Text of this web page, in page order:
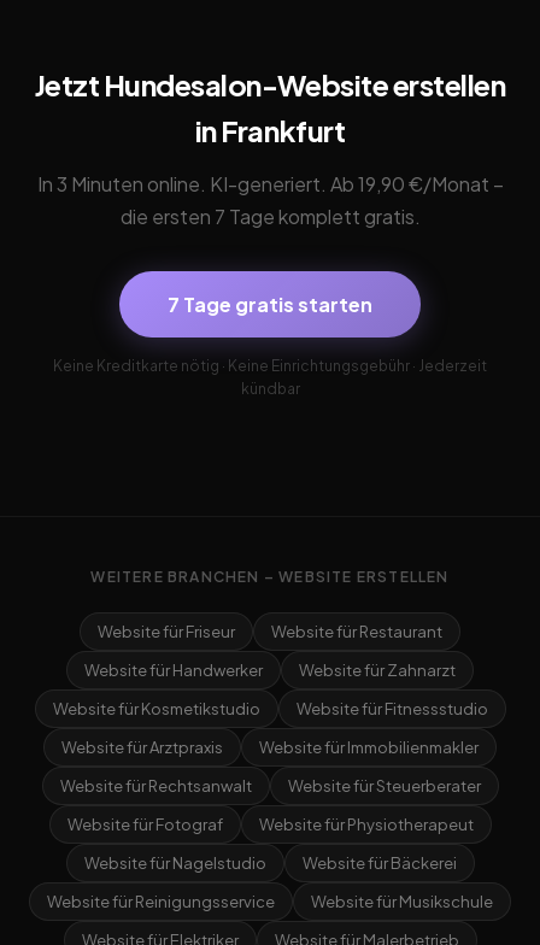
Jetzt Hundesalon-Website erstellen
in Frankfurt
In 3 Minuten online. KI-generiert. Ab 19,90 €/Monat –
die ersten 7 Tage komplett gratis.
7 Tage gratis starten
Keine Kreditkarte nötig · Keine Einrichtungsgebühr · Jederzeit
kündbar
WEITERE BRANCHEN – WEBSITE ERSTELLEN
Website für Friseur
Website für Restaurant
Website für Handwerker
Website für Zahnarzt
Website für Kosmetikstudio
Website für Fitnessstudio
Website für Arztpraxis
Website für Immobilienmakler
Website für Rechtsanwalt
Website für Steuerberater
Website für Fotograf
Website für Physiotherapeut
Website für Nagelstudio
Website für Bäckerei
Website für Reinigungsservice
Website für Musikschule
Website für Elektriker
Website für Malerbetrieb